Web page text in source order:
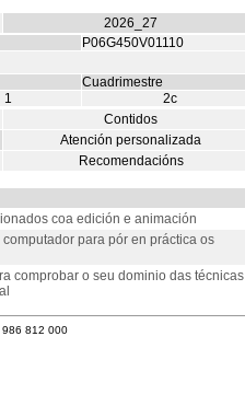
2026_27
P06G450V01110
Cuadrimestre
1
2c
Contidos
Atención personalizada
Recomendacións
coa edición e animación
para pór en práctica os
comprobar o seu dominio das técnicas
812 000